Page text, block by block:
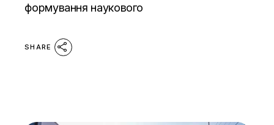
формування наукового
SHARE